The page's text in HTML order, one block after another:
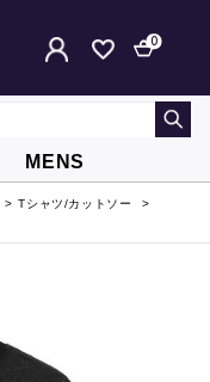
0
MENS
Tシャツ/カットソー